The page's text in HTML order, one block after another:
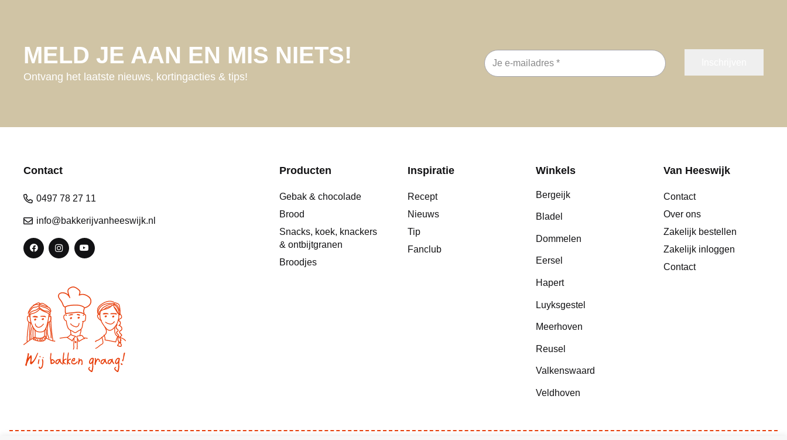
MELD JE AAN EN MIS NIETS!
Ontvang het laatste nieuws, kortingacties & tips!
E-
mailadres
Contact
0497 78 27 11
info@bakkerijvanheeswijk.nl
Producten
Gebak & chocolade
Brood
Snacks, koek, knackers
& ontbijtgranen
Broodjes
Inspiratie
Recept
Nieuws
Tip
Fanclub
Winkels
Bergeijk
Bladel
Dommelen
Eersel
Hapert
Luyksgestel
Meerhoven
Reusel
Valkenswaard
Veldhoven
Van Heeswijk
Contact
Over ons
Zakelijk bestellen
Zakelijk inloggen
Contact